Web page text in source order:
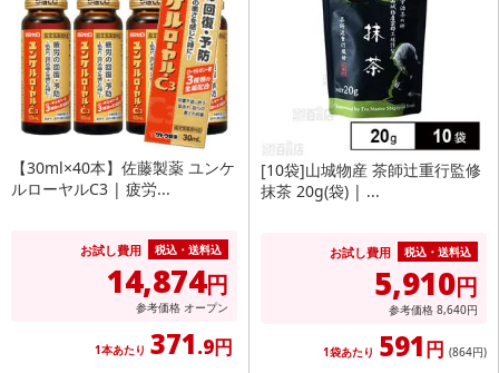
【30ml×40本】佐藤製薬 ユンケ
ルローヤルC3 | 疲労...
お試し費用 税込・送料込
14,874円
参考価格 オープン
1本あたり 371.9円
[10袋]山城物産 茶師辻重行監修
抹茶 20g(袋) | ...
お試し費用 税込・送料込
5,910円
参考価格 8,640円
1袋あたり 591円 (864円)